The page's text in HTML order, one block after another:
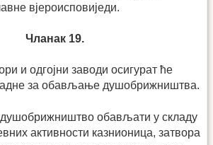
вјероисповиједи.
Чланак 19.
и одгојни заводи осигурат ће
за обављање душобрижништва.
обављати у складу
активности казнионица, затвора